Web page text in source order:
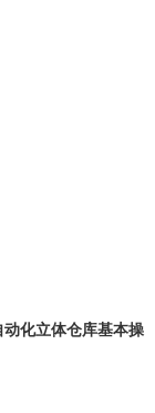
化立体仓库基本操